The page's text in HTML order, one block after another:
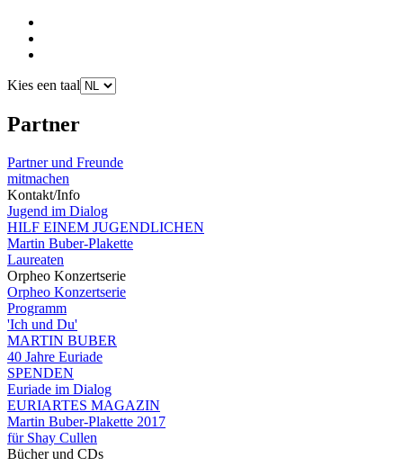
Kies een taal
Partner
Partner und Freunde
mitmachen
Kontakt/Info
Jugend im Dialog
HILF EINEM JUGENDLICHEN
Martin Buber-Plakette
Laureaten
Orpheo Konzertserie
Orpheo Konzertserie
Programm
'Ich und Du'
MARTIN BUBER
40 Jahre Euriade
SPENDEN
Euriade im Dialog
EURIARTES MAGAZIN
Martin Buber-Plakette 2017
für Shay Cullen
Bücher und CDs